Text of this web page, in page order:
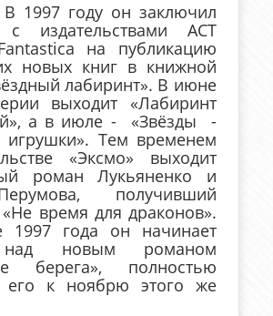
году он заключил
с издательствами ACT
на публикацию
новых книг в книжной
лабиринт». В июне
выходит «Лабиринт
а в июле - «Звёзды -
игрушки». Тем временем
«Эксмо» выходит
роман Лукьяненко и
получивший
время для драконов».
1997 года он начинает
над новым романом
берега», полностью
его к ноябрю этого же